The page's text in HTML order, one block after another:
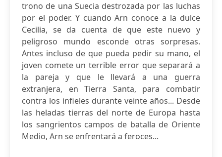
trono de una Suecia destrozada por las luchas
por el poder. Y cuando Arn conoce a la dulce
Cecilia, se da cuenta de que este nuevo y
peligroso mundo esconde otras sorpresas.
Antes incluso de que pueda pedir su mano, el
joven comete un terrible error que separará a
la pareja y que le llevará a una guerra
extranjera, en Tierra Santa, para combatir
contra los infieles durante veinte años... Desde
las heladas tierras del norte de Europa hasta
los sangrientos campos de batalla de Oriente
Medio, Arn se enfrentará a feroces...